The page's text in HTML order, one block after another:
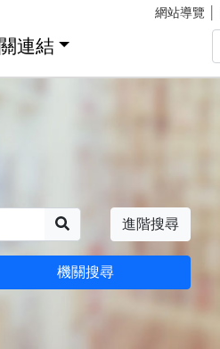
網站導覽
連結
進階搜尋
機關搜尋